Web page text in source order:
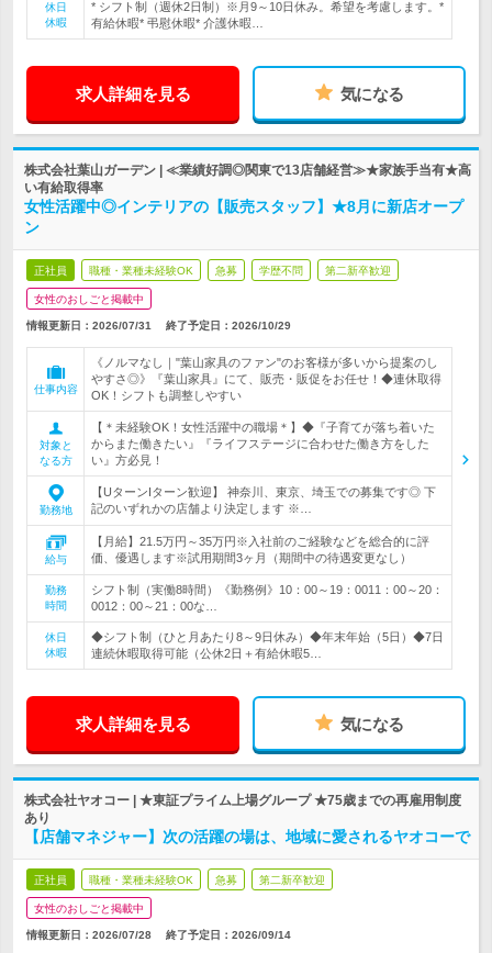
休日
休暇
* シフト制（週休2日制）※月9～10日休み。希望を考慮します。*
有給休暇* 弔慰休暇* 介護休暇…
求人詳細を見る 気になる
株式会社葉山ガーデン | ≪業績好調◎関東で13店舗経営≫★家族手当有★高
い有給取得率
女性活躍中◎インテリアの【販売スタッフ】★8月に新店オープ
ン
正社員 職種・業種未経験OK 急募 学歴不問 第二新卒歓迎
女性のおしごと掲載中
情報更新日：2026/07/31 終了予定日： 2026/10/29
仕事内容
《ノルマなし｜"葉山家具のファン"のお客様が多いから提案のし
やすさ◎》『葉山家具』にて、販売・販促をお任せ！◆連休取得
OK！シフトも調整しやすい
対象と
なる方
【＊未経験OK！女性活躍中の職場＊】◆『子育てが落ち着いた
からまた働きたい』『ライフステージに合わせた働き方をした
い』方必見！
勤務地
【UターンIターン歓迎】 神奈川、東京、埼玉での募集です◎ 下
記のいずれかの店舗より決定します ※…
給与
【月給】21.5万円～35万円※入社前のご経験などを総合的に評
価、優遇します※試用期間3ヶ月（期間中の待遇変更なし）
勤務
時間
シフト制（実働8時間）《勤務例》10：00～19：0011：00～20：
0012：00～21：00な…
休日
休暇
◆シフト制（ひと月あたり8～9日休み）◆年末年始（5日）◆7日
連続休暇取得可能（公休2日＋有給休暇5…
求人詳細を見る 気になる
株式会社ヤオコー | ★東証プライム上場グループ ★75歳までの再雇用制度
あり
【店舗マネジャー】次の活躍の場は、地域に愛されるヤオコーで
正社員 職種・業種未経験OK 急募 第二新卒歓迎
女性のおしごと掲載中
情報更新日：2026/07/28 終了予定日： 2026/09/14